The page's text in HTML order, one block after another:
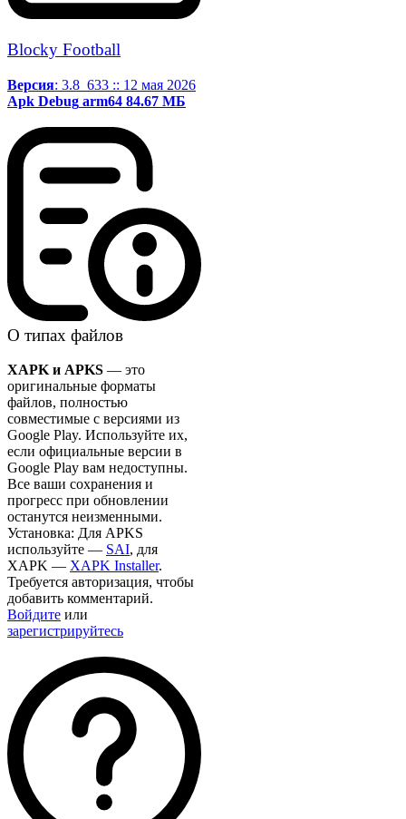
Blocky Football
Версия: 3.8_633 :: 12 мая 2026
Apk Debug arm64 84.67 МБ
О типах файлов
XAPK и APKS — это
оригинальные форматы
файлов, полностью
совместимые с версиями из
Google Play. Используйте их,
если официальные версии в
Google Play вам недоступны.
Все ваши сохранения и
прогресс при обновлении
останутся неизменными.
Установка: Для APKS
используйте — SAI, для
XAPK — XAPK Installer.
Требуется авторизация, чтобы
добавить комментарий.
Войдите или
зарегистрируйтесь